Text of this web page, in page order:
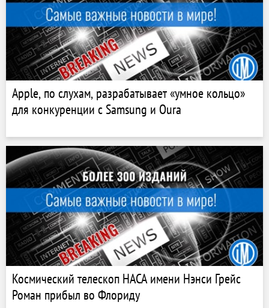
Apple, по слухам, разрабатывает «умное кольцо»
для конкуренции с Samsung и Oura
Космический телескоп НАСА имени Нэнси Грейс
Роман прибыл во Флориду